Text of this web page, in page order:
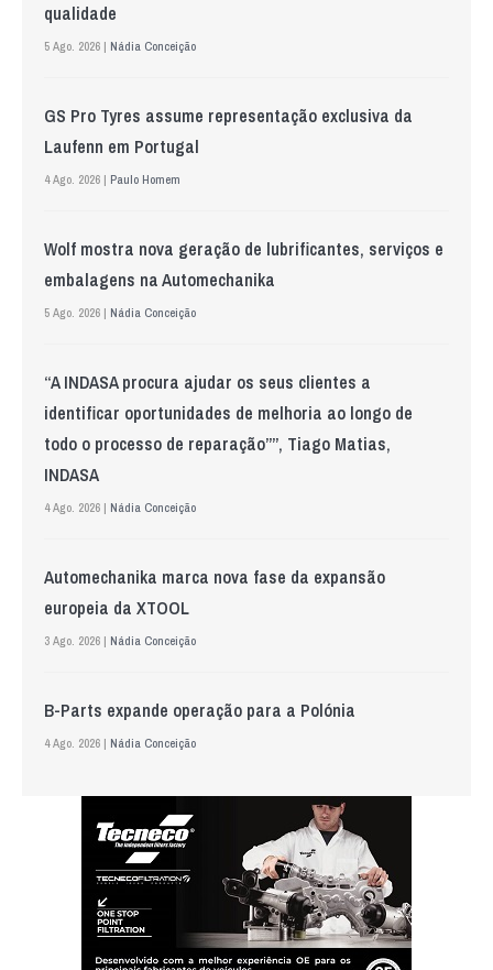
qualidade
5 Ago. 2026 | Nádia Conceição
GS Pro Tyres assume representação exclusiva da
Laufenn em Portugal
4 Ago. 2026 | Paulo Homem
Wolf mostra nova geração de lubrificantes, serviços e
embalagens na Automechanika
5 Ago. 2026 | Nádia Conceição
“A INDASA procura ajudar os seus clientes a
identificar oportunidades de melhoria ao longo de
todo o processo de reparação””, Tiago Matias,
INDASA
4 Ago. 2026 | Nádia Conceição
Automechanika marca nova fase da expansão
europeia da XTOOL
3 Ago. 2026 | Nádia Conceição
B-Parts expande operação para a Polónia
4 Ago. 2026 | Nádia Conceição